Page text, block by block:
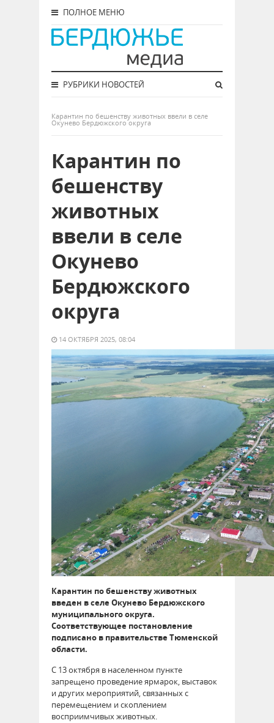
ПОЛНОЕ МЕНЮ
РУБРИКИ НОВОСТЕЙ
Карантин по бешенству животных ввели в селе
Окунево Бердюжского округа
Карантин по
бешенству
животных
ввели в селе
Окунево
Бердюжского
округа
14 ОКТЯБРЯ 2025, 08:04
Карантин по бешенству животных
введен в селе Окунево Бердюжского
муниципального округа.
Соответствующее постановление
подписано в правительстве Тюменской
области.
С 13 октября в населенном пункте
запрещено проведение ярмарок, выставок
и других мероприятий, связанных с
перемещением и скоплением
восприимчивых животных.